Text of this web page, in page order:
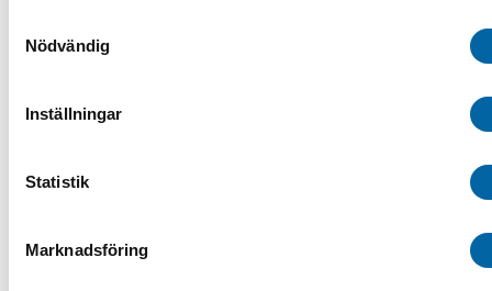
Nödvändig
Inställningar
Statistik
Marknadsföring
Förvaring i SSV